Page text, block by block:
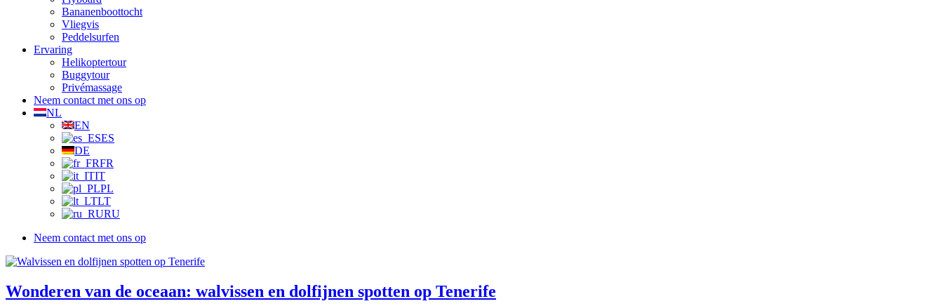
Bananenboottocht
Vliegvis
Peddelsurfen
Ervaring
Helikoptertour
Buggytour
Privémassage
Neem contact met ons op
NL
EN
ES
DE
FR
IT
PL
LT
RU
Neem contact met ons op
Wonderen van de oceaan: walvissen en dolfijnen spotten op Tenerife